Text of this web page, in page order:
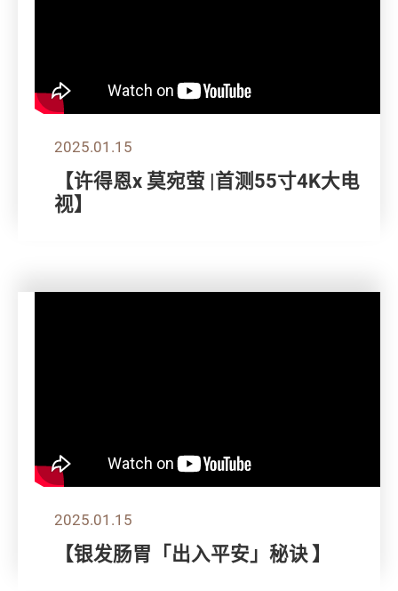
2025.01.15
【许得恩x 莫宛萤 |首测55寸4K大电
视】
2025.01.15
【银发肠胃「出入平安」秘诀 】